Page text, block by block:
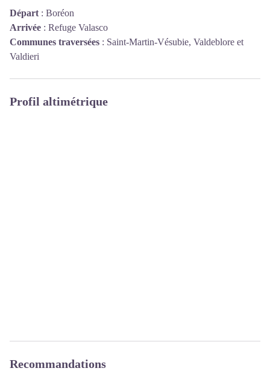
Départ : Boréon
Arrivée : Refuge Valasco
Communes traversées : Saint-Martin-Vésubie, Valdeblore et
Valdieri
Profil altimétrique
Recommandations